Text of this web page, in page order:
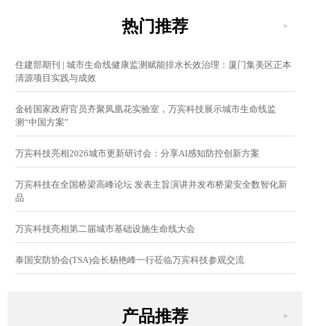
热门推荐 >
住建部期刊 | 城市生命线健康监测赋能排水长效治理：厦门集美区正本
清源项目实践与成效
金砖国家政府官员齐聚凤凰花实验室，万宾科技展示城市生命线监
测“中国方案”
万宾科技亮相2026城市更新研讨会：分享AI感知防控创新方案
万宾科技在全国桥梁高峰论坛 发表主旨演讲并发布桥梁安全数智化新
品
万宾科技亮相第二届城市基础设施生命线大会
泰国安防协会(TSA)会长杨艳峰一行莅临万宾科技参观交流
产品推荐 >